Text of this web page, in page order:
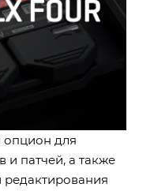
опцион для
и патчей, а также
редактирования